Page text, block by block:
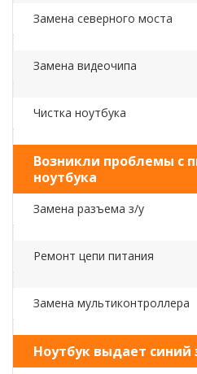
Замена северного моста
Замена видеочипа
Чистка ноутбука
Возникли проблемы с
ноутбука
Замена разъема з/у
Ремонт цепи питания
Замена мультиконтроллера
Ноутбук выдает синий